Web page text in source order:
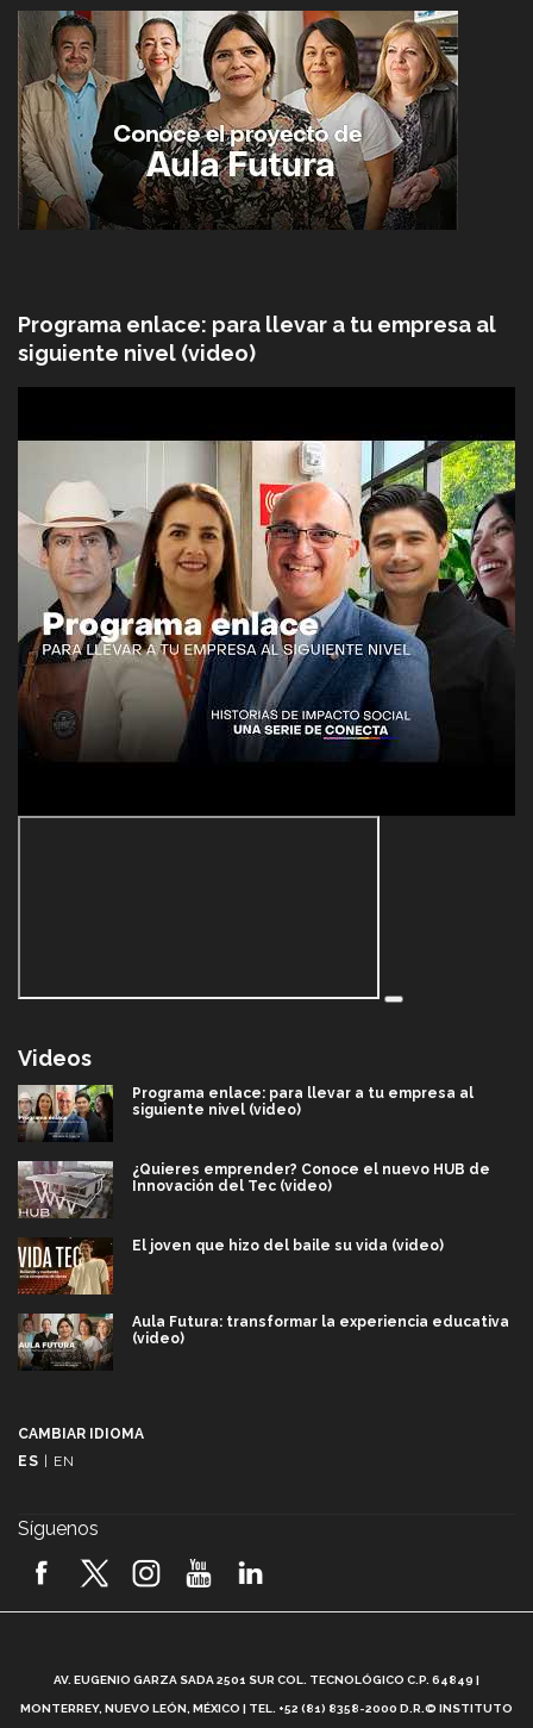
Programa enlace: para llevar a tu empresa al
siguiente nivel (video)
Videos
Programa enlace: para llevar a tu empresa al
siguiente nivel (video)
¿Quieres emprender? Conoce el nuevo HUB de
Innovación del Tec (video)
El joven que hizo del baile su vida (video)
Aula Futura: transformar la experiencia educativa
(video)
2026! (video)
¿Cómo es el Modelo Educativo Tec? (video)
CAMBIAR IDIOMA
ES
EN
Síguenos
AV. EUGENIO GARZA SADA 2501 SUR COL. TECNOLÓGICO C.P. 64849 |
MONTERREY, NUEVO LEÓN, MÉXICO | TEL. +52 (81) 8358-2000 D.R.© INSTITUTO